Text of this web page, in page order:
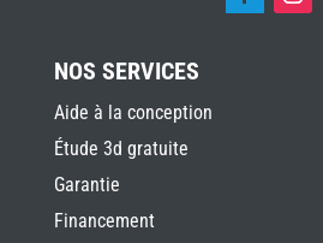
NOS SERVICES
Aide à la conception
Étude 3d gratuite
Garantie
Financement